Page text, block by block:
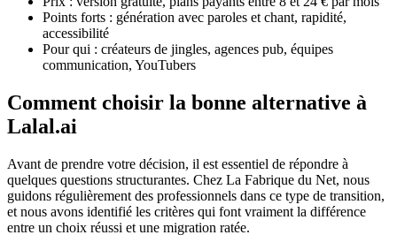
Points forts : génération avec paroles et chant, rapidité,
accessibilité
Pour qui : créateurs de jingles, agences pub, équipes
communication, YouTubers
Comment choisir la bonne alternative à
Lalal.ai
Avant de prendre votre décision, il est essentiel de répondre à
quelques questions structurantes. Chez La Fabrique du Net, nous
guidons régulièrement des professionnels dans ce type de transition,
et nous avons identifié les critères qui font vraiment la différence
entre un choix réussi et une migration ratée.